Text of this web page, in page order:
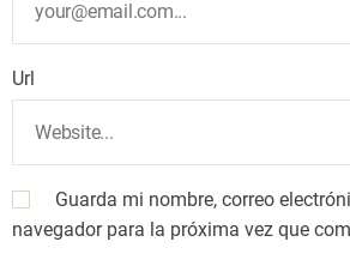
Url
Guarda mi nombre, correo
navegador para la próxima vez que